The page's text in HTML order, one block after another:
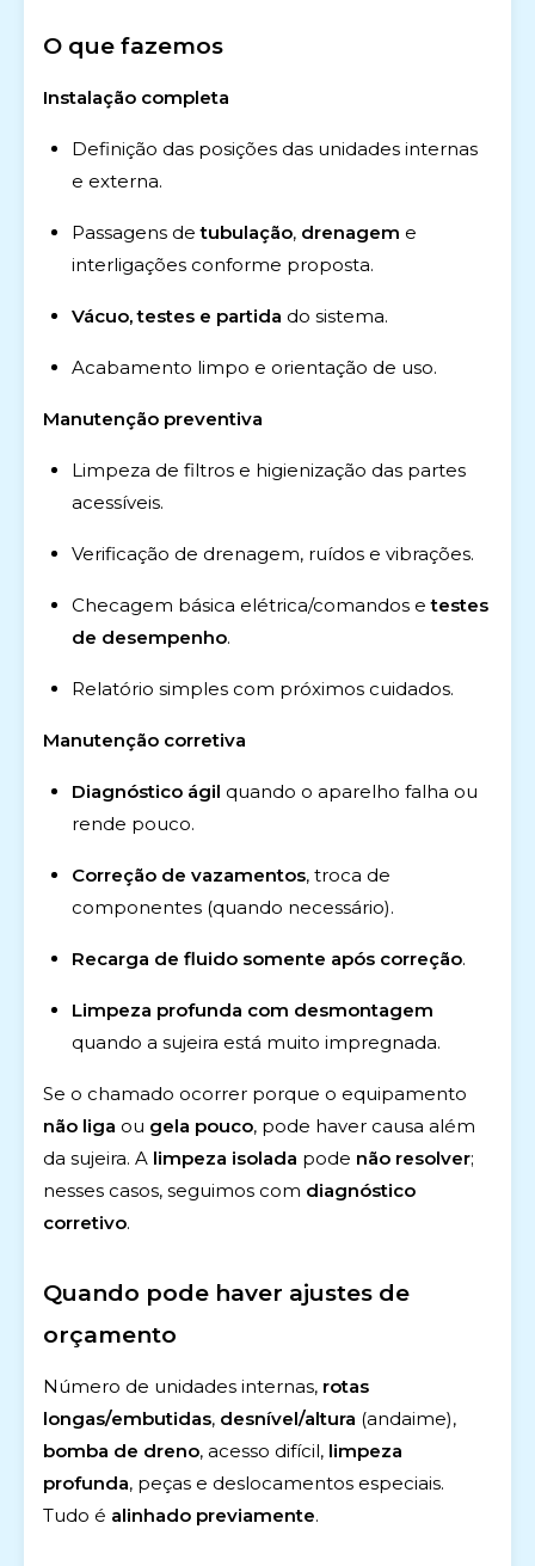
O que fazemos
Instalação completa
Definição das posições das unidades internas
e externa.
Passagens detubulação, drenagem e
interligações conforme proposta.
Vácuo, testes e partida do sistema.
Acabamento limpo e orientação de uso.
Manutenção preventiva
Limpeza de filtros e higienização das partes
acessíveis.
Verificação de drenagem, ruídos e vibrações.
Checagem básica elétrica/comandos etestes
de desempenho.
Relatório simples com próximos cuidados.
Manutenção corretiva
Diagnóstico ágil quando o aparelho falha ou
rende pouco.
Correção de vazamentos, troca de
componentes (quando necessário).
Recarga de fluido somente após correção.
Limpeza profunda com desmontagem
quando a sujeira está muito impregnada.
Se o chamado ocorrer porque o equipamento
não liga ou gela pouco, pode haver causa além
da sujeira. A limpeza isolada pode não resolver;
nesses casos, seguimos com diagnóstico
corretivo.
Quando pode haver ajustes de
orçamento
Número de unidades internas, rotas
longas/embutidas, desnível/altura (andaime),
bomba de dreno, acesso difícil, limpeza
profunda, peças e deslocamentos especiais.
Tudo é alinhado previamente.